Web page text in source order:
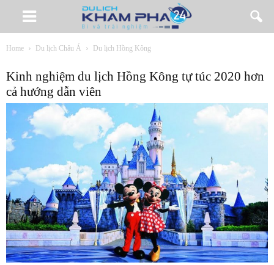
Home Du lịch Châu Á Du lịch Hồng Kông
Kinh nghiệm du lịch Hồng Kông tự túc 2020 hơn
cả hướng dẫn viên